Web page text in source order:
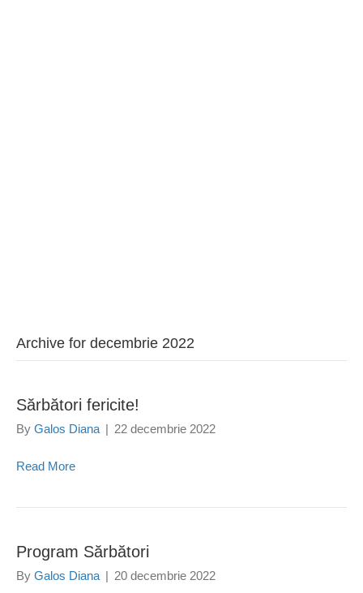
Archive for decembrie 2022
Sărbători fericite!
By Galos Diana | 22 decembrie 2022
Read More
Program Sărbători
By Galos Diana | 20 decembrie 2022